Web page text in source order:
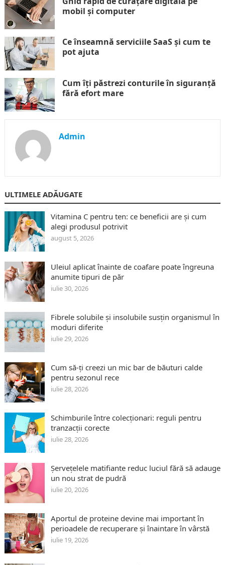
mobil și computer
Ce înseamnă serviciile SaaS și cum te
pot ajuta
Cum îți păstrezi conturile în siguranță
fără efort mare
Admin
ULTIMELE ADĂUGATE
Vitamina C pentru ten: ce beneficii are și cum
alegi produsul potrivit
august 5, 2026
Uleiul aplicat înainte de coafare poate îngreuna
anumite tipuri de păr
iulie 30, 2026
Fibrele solubile și insolubile susțin organismul în
moduri diferite
iulie 29, 2026
Cum să-ți creezi un mic bar de băuturi calde
pentru sezonul rece
iulie 28, 2026
Schimburile între colecționari: reguli pentru
tranzacții corecte
iulie 28, 2026
Șervețelele matifiante reduc luciul fără să adauge
un nou strat de pudră
iulie 20, 2026
Aportul de proteine devine mai important în
perioadele de recuperare și înaintare în vârstă
iulie 19, 2026